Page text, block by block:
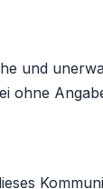
und
ohne